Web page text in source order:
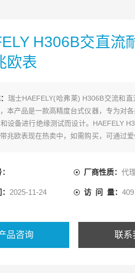
H306B交直流
欧表
瑞士HAEFELY(哈弗莱) H306B交流和
本产品是一款高精度台式仪器，专为对
设备进行绝缘测试而设计。HAEFELY
兆欧表现在热卖中，如需购买，可通过
厂商性质：代
2025-11-24 访 问 量：409
品咨询 联系